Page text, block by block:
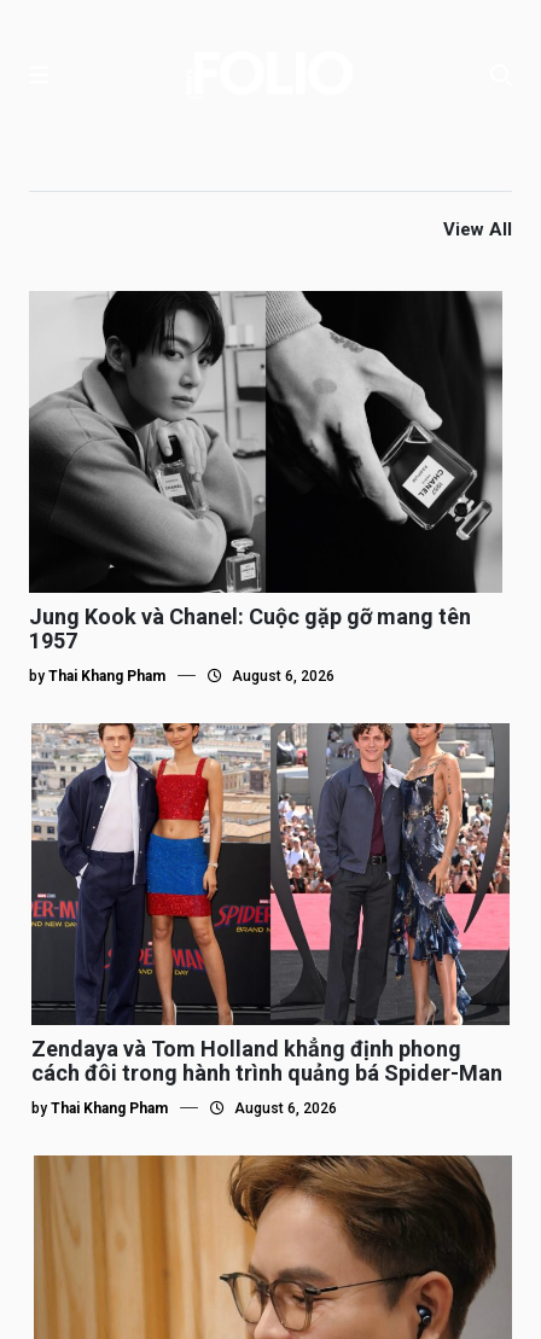
View All
Jung Kook và Chanel: Cuộc gặp gỡ mang tên
1957
by Thai Khang Pham August 6, 2026
Zendaya và Tom Holland khẳng định phong
cách đôi trong hành trình quảng bá Spider-Man
by Thai Khang Pham August 6, 2026